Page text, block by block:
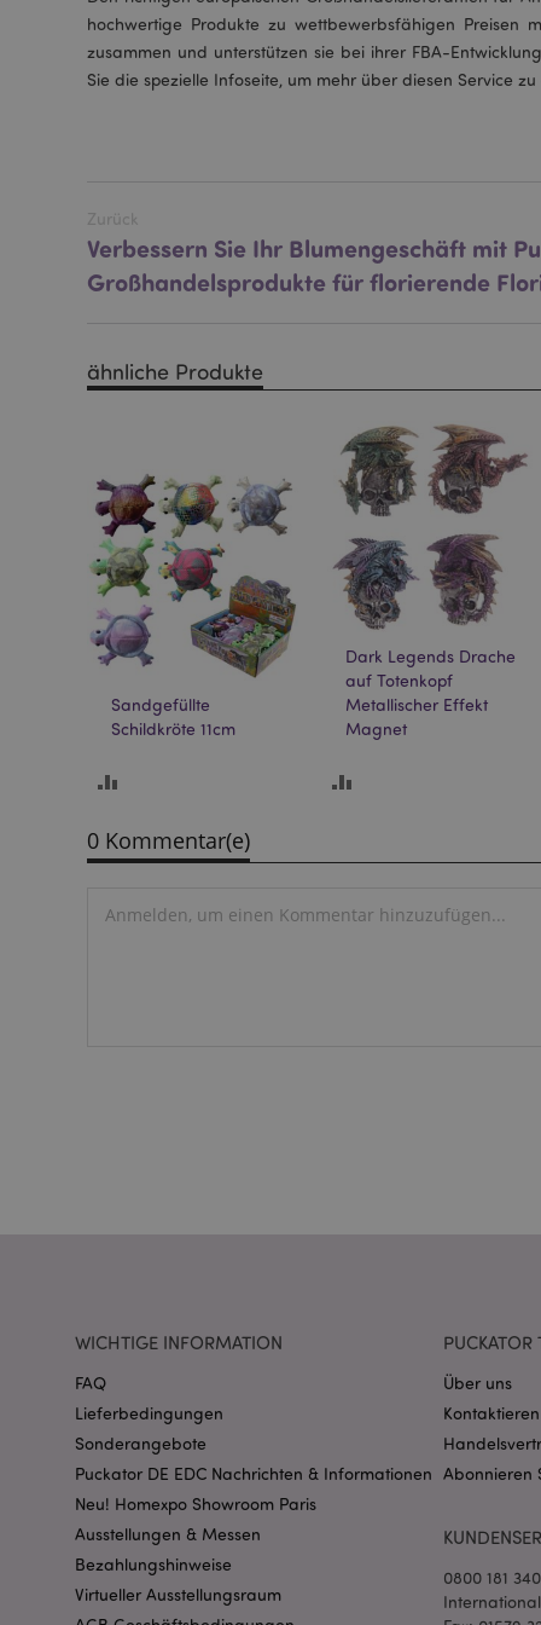
hochwertige Produkte zu wettbewerbsfähigen Preisen
zusammen und unterstützen sie bei ihrer FBA-
Sie die spezielle Infoseite, um mehr über diesen Service
Zurück
Verbessern Sie Ihr Blumengeschäft mit
Großhandelsprodukte für florierende
ähnliche Produkte
Sandgefüllte
Schildkröte 11cm
ZU
VERGLEICHEN
Dark Legends Drache
auf Totenkopf
Metallischer Effekt
Magnet
ZU
VERGLEICHEN
0 Kommentar(e)
WICHTIGE INFORMATION
FAQ
Lieferbedingungen
Sonderangebote
Puckator DE EDC Nachrichten & Informationen
Neu! Homexpo Showroom Paris
Ausstellungen & Messen
Bezahlungshinweise
Virtueller Ausstellungsraum
PUCKATOR
Über uns
Abonnieren
0800 181
Streng-notwendige-
Ohne unbedingt
invalidation
mage-messages
mage-cache-sessid
X-Magento-Vary
mage-cache-
twk_idm_key